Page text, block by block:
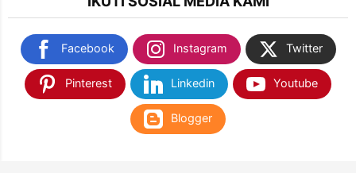
Facebook Instagram Twitter
Pinterest Linkedin Youtube
Blogger